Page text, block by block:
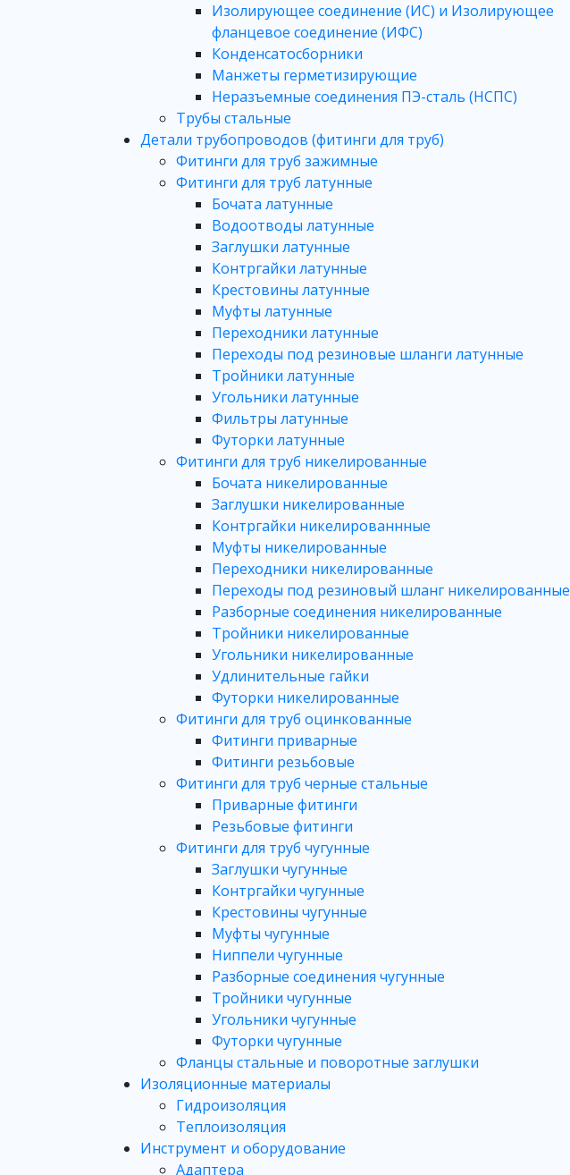
Изолирующее соединение (ИС) и Изолирующее
фланцевое соединение (ИФС)
Конденсатосборники
Манжеты герметизирующие
Неразъемные соединения ПЭ-сталь (НСПС)
Трубы стальные
Детали трубопроводов (фитинги для труб)
Фитинги для труб зажимные
Фитинги для труб латунные
Бочата латунные
Водоотводы латунные
Заглушки латунные
Контргайки латунные
Крестовины латунные
Муфты латунные
Переходники латунные
Переходы под резиновые шланги латунные
Тройники латунные
Угольники латунные
Фильтры латунные
Футорки латунные
Фитинги для труб никелированные
Бочата никелированные
Заглушки никелированные
Контргайки никелированнные
Муфты никелированные
Переходники никелированные
Переходы под резиновый шланг никелированные
Разборные соединения никелированные
Тройники никелированные
Угольники никелированные
Удлинительные гайки
Футорки никелированные
Фитинги для труб оцинкованные
Фитинги приварные
Фитинги резьбовые
Фитинги для труб черные стальные
Приварные фитинги
Резьбовые фитинги
Фитинги для труб чугунные
Заглушки чугунные
Контргайки чугунные
Крестовины чугунные
Муфты чугунные
Ниппели чугунные
Разборные соединения чугунные
Тройники чугунные
Угольники чугунные
Футорки чугунные
Фланцы стальные и поворотные заглушки
Изоляционные материалы
Гидроизоляция
Теплоизоляция
Инструмент и оборудование
Адаптера